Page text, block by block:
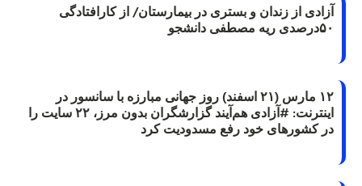
آزادی از زندان و بستری در بیمارستان/ از کارافتادگی
۵۰درصدی ریه مصطفی دانشجو
۱۲ مارس (۲۱ اسفند) روز جهانی مبارزه با سانسور در
اینترنت: #آزادی هم‌آیند گزارشگران‌ بدون مرز، ۲۲ سایت را
در کشورهای خود رفع مسدودیت کرد